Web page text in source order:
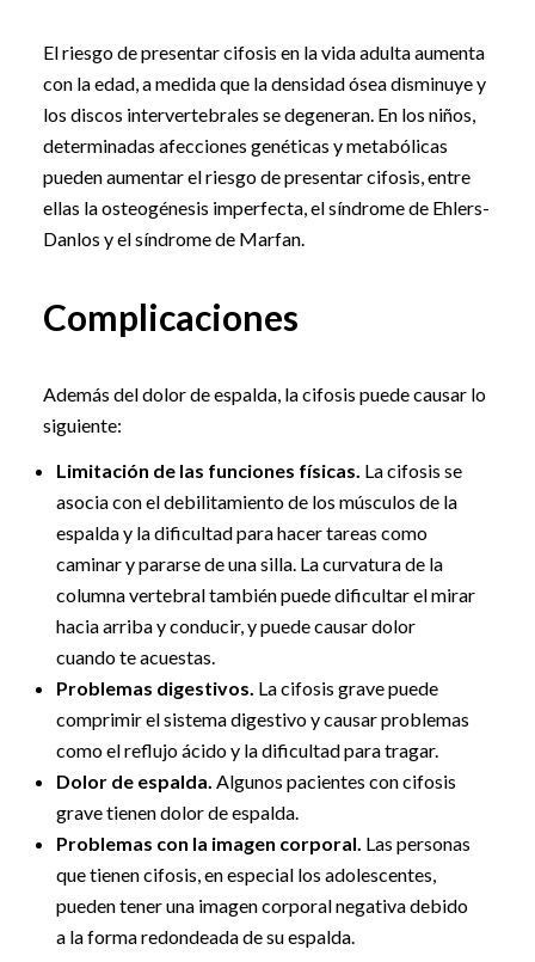
El riesgo de presentar cifosis en la vida adulta aumenta
con la edad, a medida que la densidad ósea disminuye y
los discos intervertebrales se degeneran. En los niños,
determinadas afecciones genéticas y metabólicas
pueden aumentar el riesgo de presentar cifosis, entre
ellas la osteogénesis imperfecta, el síndrome de Ehlers-
Danlos y el síndrome de Marfan.
Complicaciones
Además del dolor de espalda, la cifosis puede causar lo
siguiente:
Limitación de las funciones físicas. La cifosis se
asocia con el debilitamiento de los músculos de la
espalda y la dificultad para hacer tareas como
caminar y pararse de una silla. La curvatura de la
columna vertebral también puede dificultar el mirar
hacia arriba y conducir, y puede causar dolor
cuando te acuestas.
Problemas digestivos. La cifosis grave puede
comprimir el sistema digestivo y causar problemas
como el reflujo ácido y la dificultad para tragar.
Dolor de espalda. Algunos pacientes con cifosis
grave tienen dolor de espalda.
Problemas con la imagen corporal. Las personas
que tienen cifosis, en especial los adolescentes,
pueden tener una imagen corporal negativa debido
a la forma redondeada de su espalda.